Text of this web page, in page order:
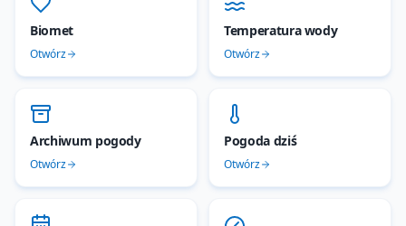
Biomet
Otwórz
Temperatura wody
Otwórz
Archiwum pogody
Otwórz
Pogoda dziś
Otwórz